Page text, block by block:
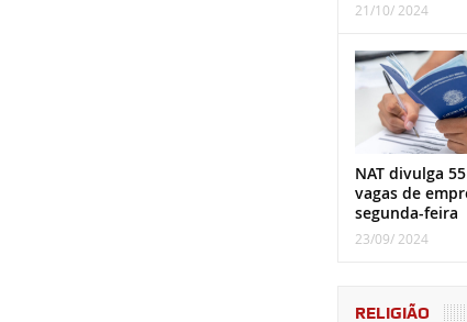
21/10/ 2024
NAT divulga
vagas de
segunda-feira
23/09/ 2024
RELIGIÃO